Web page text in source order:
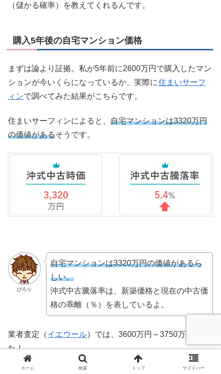
（儲かる確率）を教えてくれるんです。
購入5年後の自宅マンション価格
まずは論より証拠。私が5年前に2600万円で購入したマン
ションが今いくらになっているか、実際に住まいサーフ
ィンで調べてみた結果がこちらです。
住まいサーフィンによると、 自宅マンションは3320万円
の価値があるそうです。
ぴろり
自宅マンションは3320万円の価値があるら
しい。
沖式中古騰落率は、新築価格と現在の中古価
格の乖離（％）を表しているよ。
業者査定（イエウール）では、3600万円～3750万円でし
た！
ホーム 検索 トップ サイドバー